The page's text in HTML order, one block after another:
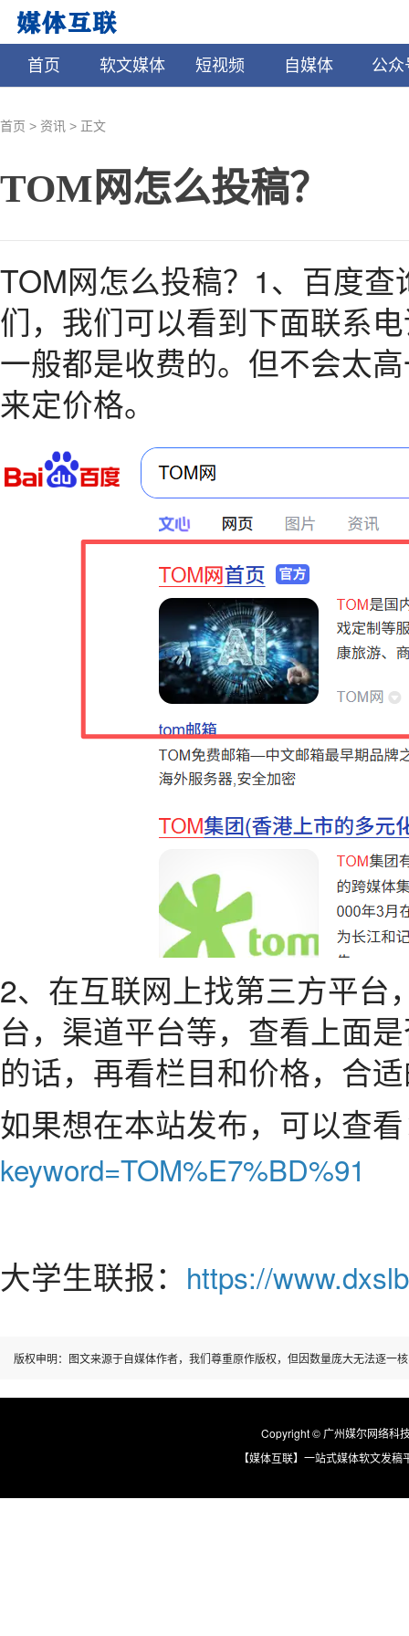
首页 软文媒体 短视频 自媒体 公众
首页 > 资讯 > 正文
TOM网怎么投稿？
TOM网怎么投稿？1、百度
们，我们可以看到下面联系
一般都是收费的。但不会太
来定价格。
2、在互联网上找第三方平台
台，渠道平台等，查看上面
的话，再看栏目和价格，合
如果想在本站发布，可以查
keyword=TOM%E7%BD%91
大学生联报： https://
版权申明：图文来源于自媒体作者，我们尊重原作版权，但因数量庞大无法逐一
Copyright © 广州媒尔网络科
【媒体互联】一站式媒体软文发